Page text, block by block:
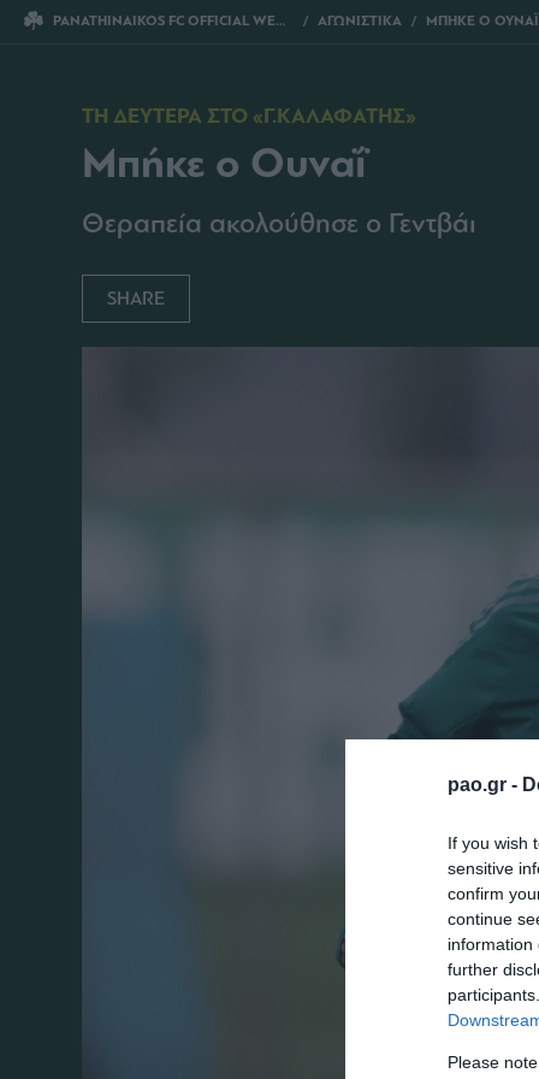
pao.gr -
If you wish
sensitive
confirm
continue
information
further
Please
PANATHINAIKOS FC OFFICIAL WEBSITE ΑΓΩΝΙΣΤΙΚΑ ΜΠΗΚΕ Ο ΟΥΝΑΪ
ΤΗ ΔΕΥΤΕΡΑ ΣΤΟ «Γ.ΚΑΛΑΦΑΤΗΣ»
Μπήκε ο Ουναΐ
Θεραπεία ακολούθησε ο Γεντβάι
SHARE